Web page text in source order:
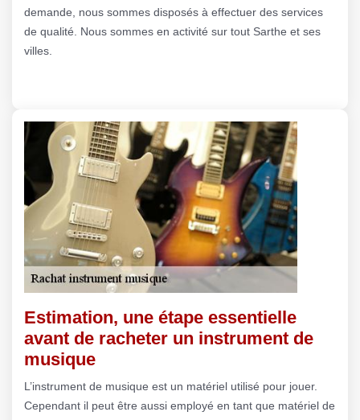
demande, nous sommes disposés à effectuer des services
de qualité. Nous sommes en activité sur tout Sarthe et ses
villes.
Estimation, une étape essentielle
avant de racheter un instrument de
musique
L’instrument de musique est un matériel utilisé pour jouer.
Cependant il peut être aussi employé en tant que matériel de